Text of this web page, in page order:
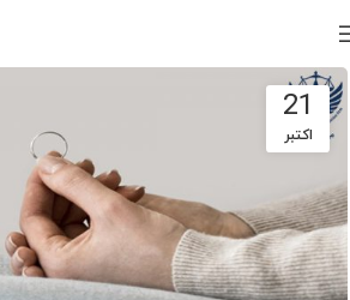
21
اکتبر